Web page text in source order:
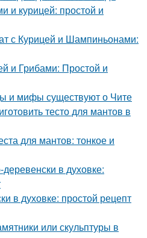
и курицей: простой и
с Курицей и Шампиньонами:
и Грибами: Простой и
и мифы существуют о Чите
тесто для мантов в
для мантов: тонкое и
в духовке:
в духовке: простой рецепт
или скульптуры в